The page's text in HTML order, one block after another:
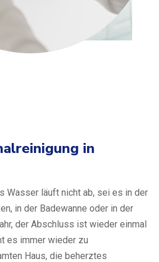
in
Wasser läuft nicht ab, sei es in der
in der Badewanne oder in der
der Abschluss ist wieder einmal
es immer wieder zu
Haus, die beherztes